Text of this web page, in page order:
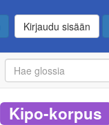
Kirjaudu sisään
Kipo-korpus